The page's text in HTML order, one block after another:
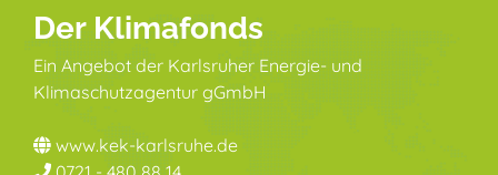
Der Klimafonds
Ein Angebot der Karlsruher Energie- und
Klimaschutzagentur gGmbH
www.kek-karlsruhe.de